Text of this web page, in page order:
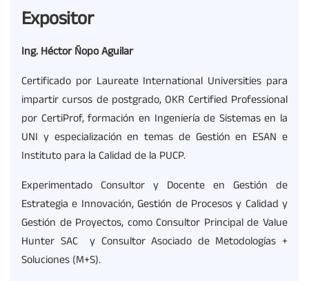
Expositor
Ing. Héctor Ñopo Aguilar
Certificado por Laureate International Universities para
impartir cursos de postgrado, OKR Certified Professional
por CertiProf, formación en Ingeniería de Sistemas en la
UNI y especialización en temas de Gestión en ESAN e
Instituto para la Calidad de la PUCP.
Experimentado Consultor y Docente en Gestión de
Estrategia e Innovación, Gestión de Procesos y Calidad y
Gestión de Proyectos, como Consultor Principal de Value
Hunter SAC y Consultor Asociado de Metodologías +
Soluciones (M+S).